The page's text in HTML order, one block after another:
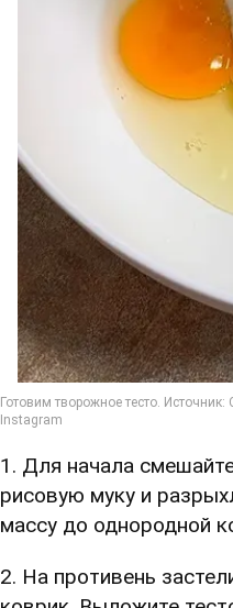
1. Для начала
рисовую муку и
массу до однородной
2. На противень